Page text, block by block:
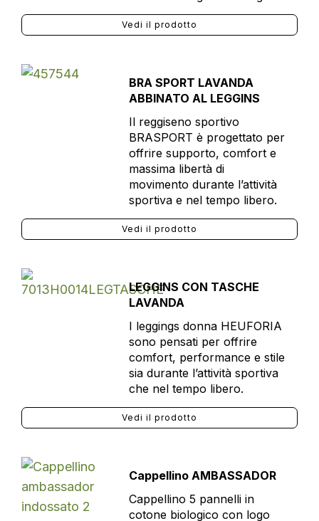
Vedi il prodotto
BRA SPORT LAVANDA
ABBINATO AL LEGGINS
Il reggiseno sportivo
BRASPORT è progettato per
offrire supporto, comfort e
massima libertà di
movimento durante l’attività
sportiva e nel tempo libero.
Vedi il prodotto
LEGGINS CON TASCHE
LAVANDA
I leggings donna HEUFORIA
sono pensati per offrire
comfort, performance e stile
sia durante l’attività sportiva
che nel tempo libero.
Vedi il prodotto
Cappellino AMBASSADOR
Cappellino 5 pannelli in
cotone biologico con logo